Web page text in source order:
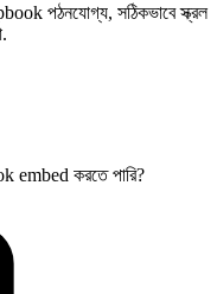
পঠনযোগ্য, সঠিকভাবে স্ক্রল
embed করতে পারি?